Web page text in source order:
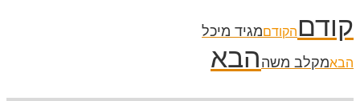
קודם הקודםמגיד מיכל
הבאמקלב משה הבא